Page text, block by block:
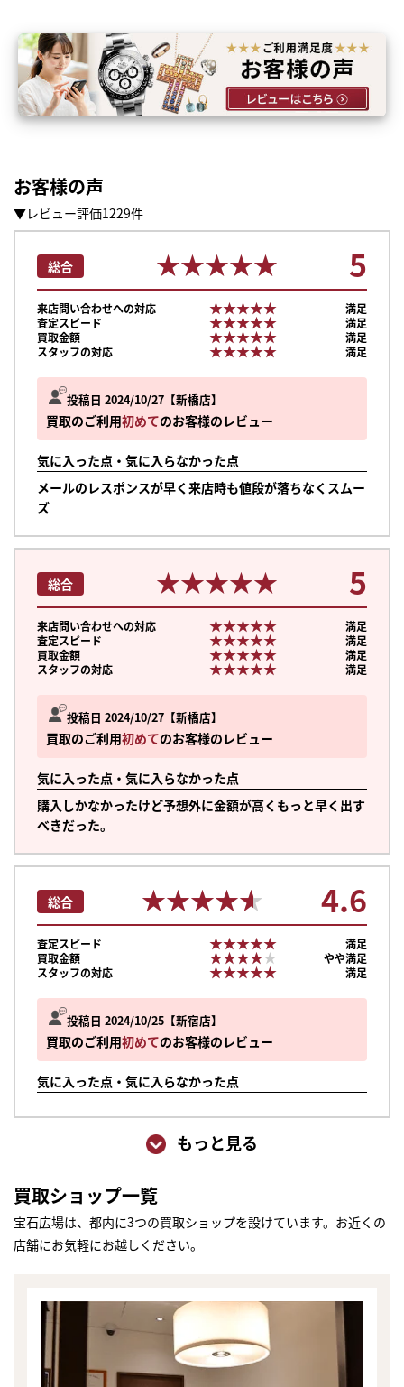
お客様の声
▼レビュー評価1229件
投稿日 2024/10/27 新橋店
買取のご利用初めてのお客様のレビュー
気に入った点・気に入らなかった点
メールのレスポンスが早く来店時も値段が落ちなくスムー
ズ
総合 ★★★★★
★★★★★ 5
来店問い合わせへの対応 ★★★★★
★★★★★
満足
査定スピード
★★★★★
★★★★★
満足
買取金額
★★★★★
★★★★★
満足
スタッフの対応
★★★★★
★★★★★ 満足
投稿日 2024/10/27 新橋店
買取のご利用初めてのお客様のレビュー
気に入った点・気に入らなかった点
購入しかなかったけど予想外に金額が高くもっと早く出す
べきだった。
総合 ★★★★★
★★★★★ 5
来店問い合わせへの対応 ★★★★★
★★★★★
満足
査定スピード
★★★★★
★★★★★
満足
買取金額
★★★★★
★★★★★
満足
スタッフの対応
★★★★★
★★★★★ 満足
投稿日 2024/10/25 新宿店
買取のご利用初めてのお客様のレビュー
気に入った点・気に入らなかった点
総合 ★★★★★
★★★★★ 4.6
査定スピード ★★★★★
★★★★★
満足
買取金額
★★★★★
★★★★★
やや満足
スタッフの対応
★★★★★
★★★★★ 満足
もっと見る
買取ショップ一覧
宝石広場は、都内に3つの買取ショップを設けています。お近くの
店舗にお気軽にお越しください。
まずは
かんたん30秒でお試し査定